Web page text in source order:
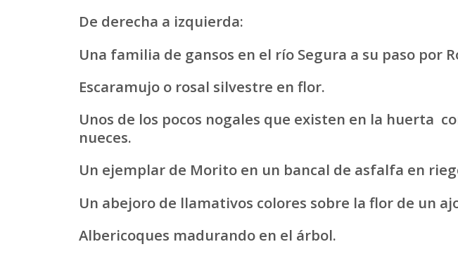
De derecha a izquierda:
Una familia de gansos en el río Segura a su paso por
Escaramujo o rosal silvestre en flor.
Unos de los pocos nogales que existen en la huerta
nueces.
Un ejemplar de Morito en un bancal de asfalfa en
Un abejoro de llamativos colores sobre la flor de un
Albericoques madurando en el árbol.